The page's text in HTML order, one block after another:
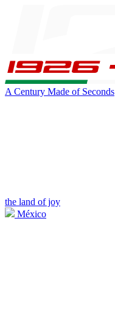
A Century Made of Seconds
the land of joy
México